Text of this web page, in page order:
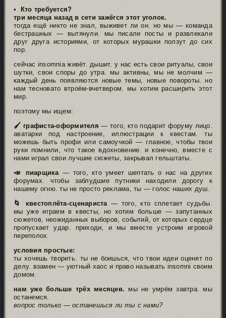
•
Кто требуется?
три месяца назад в сети зажёгся этот уголок.
тогда ещё никто не знал, выживет ли он. но мы — команда
бестрашных — вытянули. мы писали посты и развлекали
друг друга историями, от которых мурашки ползут до сих
пор.
сейчас insomnia живёт. дышит. у нас есть свои ритуалы, свои
шутки, свои споры до утра. мы активны, мы не молчим —
каждый день появляются новые темы, новые повороты. но
нам тесновато втроём-вчетвером. мы хотим расширить этот
мир.
поэтому мы ищем:
🖌 графиста-оформителя— того, кто подарит форуму лицо.
аватарки под настроение, иллюстрации к квестам. ты
можешь быть профи или самоучкой — главное, чтобы твои
руки помнили, что такое вдохновение. и конечно, вместе с
нами играл свои лучшие сюжеты, закрывал гельштаты.
📣 пиарщика — того, кто умеет шептать о нас на других
форумах. чтобы заблудшие путники находили дорогу к
нашему огню. ты не просто реклама, ты — голос наших душ.
🌀 квестоплёта-сценариста— того, кто сплетает судьбы.
мы уже играем в квесты, но хотим больше — запутанных
сюжетов, неожиданных выборов, событий, от которых сердце
пропускает удар. приходи, и мы вместе устроим игровой
переполох.
условия простые:
ты хочешь творить. ты не боишься, что твои идеи оценят по
делу. взамен — уютный хаос и право называть insomni своим
домом.
нам уже больше трёх месяцев. мы не умрём завтра. мы
останемся.
вопрос только — останешься ли ты с нами?